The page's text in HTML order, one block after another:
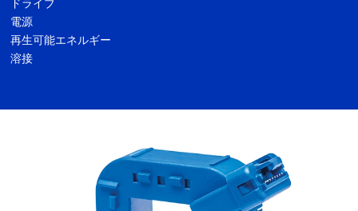
ドライブ
電源
再生可能エネルギー
溶接